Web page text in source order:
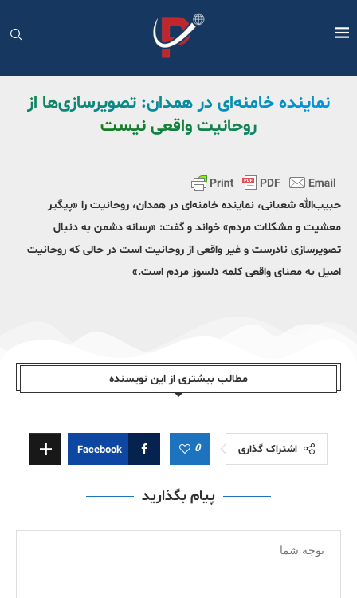
نماینده خامنه‌ای در همدان: تصویرسازی‌ها از
روحانیت واقعی نیست
حبیب‌الله شعبانی، نماینده خامنه‌ای در همدان، روحانیت را «پیگیر
معشیت و مشکلات مردم» خواند و گفت: «رسانه دشمن به دنبال
تصویرسازی نادرست و غیر واقعی از روحانیت است در حالی که روحانیت
اصیل به معنای واقعی کلمه دلسوز مردم است.»
مطالب بیشتری از این نویسندە
اشتراک گذاری 0
Facebook
پیام بگذارید